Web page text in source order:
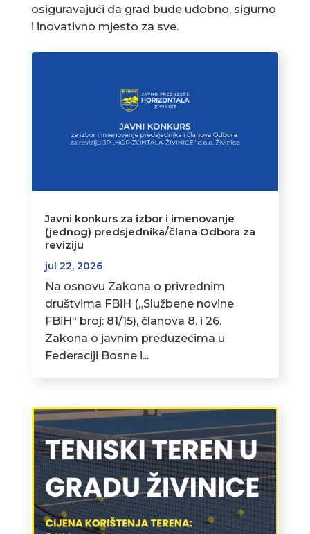
osiguravajući da grad bude udobno, sigurno
i inovativno mjesto za sve.
Javni konkurs za izbor i imenovanje
(jednog) predsjednika/člana Odbora za
reviziju
jul 22, 2026
Na osnovu Zakona o privrednim
društvima FBiH („Službene novine
FBiH“ broj: 81/15), članova 8. i 26.
Zakona o javnim preduzećima u
Federaciji Bosne i...